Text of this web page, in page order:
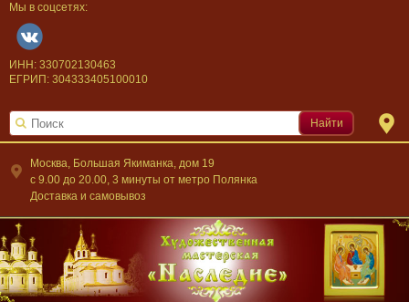
Москва, Большая Якиманка, дом 19
c 9.00 до 20.00, 3 минуты от метро Полянка
Доставка и самовывоз
Мы в соцсетях:
ИНН: 330702130463
ЕГРИП: 304333405100010
Найти